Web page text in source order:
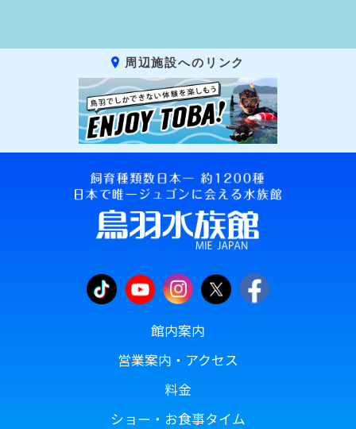
周辺施設へのリンク
館内案内
営業案内・アクセス
料金
ショー・お食事タイム